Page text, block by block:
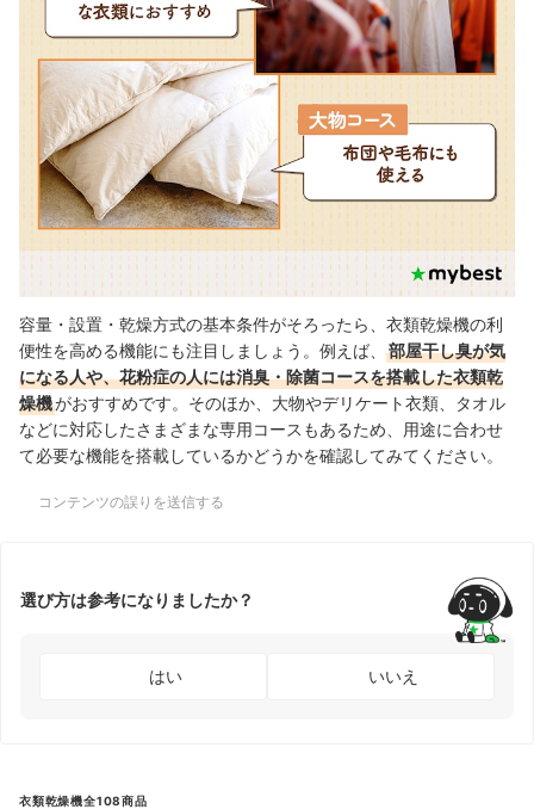
容量・設置・乾燥方式の基本条件がそろったら、衣類乾燥機の利
便性を高める機能にも注目しましょう。例えば、
部屋干し臭が気
になる人や、花粉症の人には消臭・除菌コースを搭載した衣類乾
燥機がおすすめです。そのほか、大物やデリケート衣類、タオル
などに対応したさまざまな専用コースもあるため、用途に合わせ
て必要な機能を搭載しているかどうかを確認してみてください。
コンテンツの誤りを送信する
選び方は参考になりましたか？
はい いいえ
衣類乾燥機全108商品